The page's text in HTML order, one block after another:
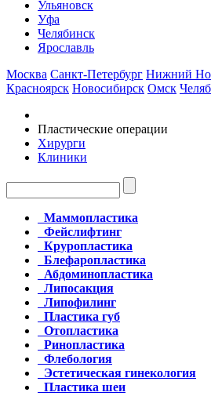
Ульяновск
Уфа
Челябинск
Ярославль
Москва Санкт-Петербург Нижний
Красноярск Новосибирск Омск
Пластические операции
Хирурги
Клиники
Маммопластика
Фейслифтинг
Круропластика
Блефаропластика
Абдоминопластика
Липосакция
Липофилинг
Пластика губ
Отопластика
Ринопластика
Флебология
Эстетическая гинекология
Пластика шеи